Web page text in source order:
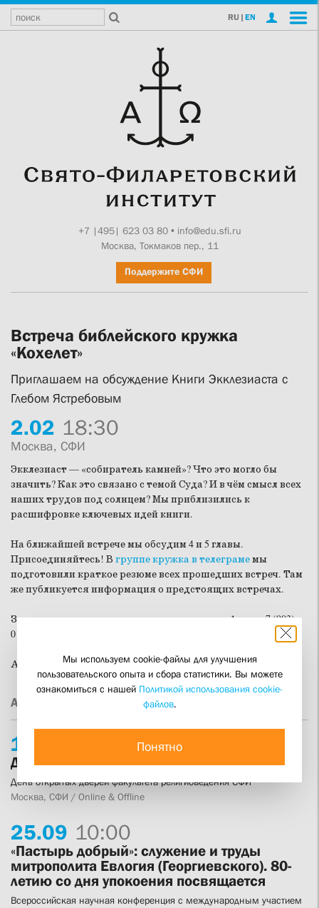
RU | EN
+7 |495| 623 03 80• info@edu.sfi.ru
Москва, Токмаков пер., 11
Поддержите СФИ
Встреча библейского кружка
«Кохелет»
Приглашаем на обсуждение Книги Экклезиаста с
Глебом Ястребовым
2.02 18:30
Москва, СФИ
Экклезиаст — «собиратель камней»? Что это могло бы
значить? Как это связано с темой Суда? И в чём смысл всех
наших трудов под солнцем? Мы приблизились к
расшифровке ключевых идей книги.
На ближайшей встрече мы обсудим 4 и 5 главы.
Присоединяйтесь! В группе кружка в телеграмемы
подготовили краткое резюме всех прошедших встреч. Там
же публикуется информация о предстоящих встречах.
Записаться на встречу можно также по телефону: +7 (903)
010-10-84 (Анна).
Адрес: Спартаковская ул., д. 10/2, трапезная
Анонсы
13.
День религиоведа
День открытых дверей факультета религиоведения СФИ
Москва, СФИ / Online & Offline
25.09 10:00
«Пастырь добрый»: служение и труды
митрополита Евлогия (Георгиевского). 80-
летию со дня упокоения посвящается
Всероссийская научная конференция с международным участием
Мы используем cookie-файлы для улучшения
пользовательского опыта и сбора статистики. Вы можете
ознакомиться с нашей Политикой использования cookie-
файлов.
Понятно